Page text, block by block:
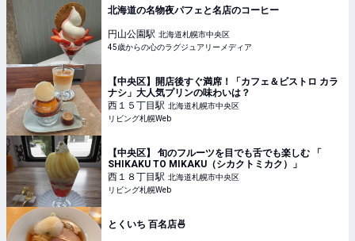
北海道の名物夜パフェと名店のコーヒー
円山公園駅 北海道札幌市中央区
45歳からの心のラグジュアリーメディア
【中央区】開店後すぐ満席！「カフェ＆ビストロ カラ
ナシ」大人気プリンの味わいは？
西１５丁目駅 北海道札幌市中央区
リビング札幌Web
【中央区】 旬のフルーツを目でも舌でも楽しむ 「
SHIKAKU TO MIKAKU（シカクトミカク）」
西１８丁目駅 北海道札幌市中央区
リビング札幌Web
とくいち 百名店🍜